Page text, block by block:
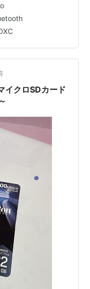
確実に信頼でき
着きました。
製品です。 前の
さ56mmしかない
イクロSDカード